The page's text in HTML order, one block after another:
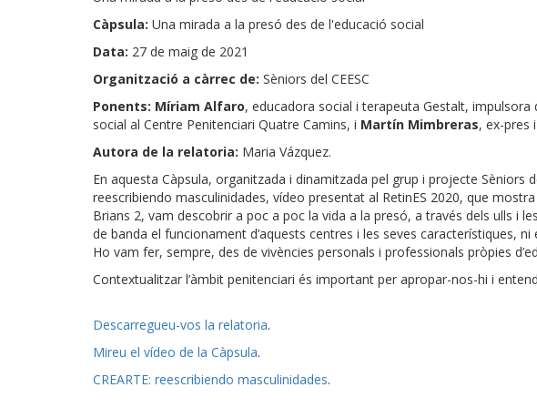
Càpsula: Una mirada a la presó des de l'educació social
Data: 27 de maig de 2021
Organització a càrrec de: Sèniors del CEESC
Ponents: Míriam Alfaro, educadora social i terapeuta Gestalt, impulsora
social al Centre Penitenciari Quatre Camins, i Martín Mimbreras, ex-pres
Autora de la relatoria: Maria Vázquez.
En aquesta Càpsula, organitzada i dinamitzada pel grup i projecte Sèniors
reescribiendo masculinidades, vídeo presentat al RetinES 2020, que
Brians 2, vam descobrir a poc a poc la vida a la presó, a través dels ulls i
de banda el funcionament d’aquests centres i les seves característiques,
Ho vam fer, sempre, des de vivències personals i professionals pròpies
Contextualitzar l’àmbit penitenciari és important per apropar-nos-hi i
Descarregueu-vos la relatoria.
Mireu el vídeo de la Càpsula.
CREARTE: reescribiendo masculinidades.